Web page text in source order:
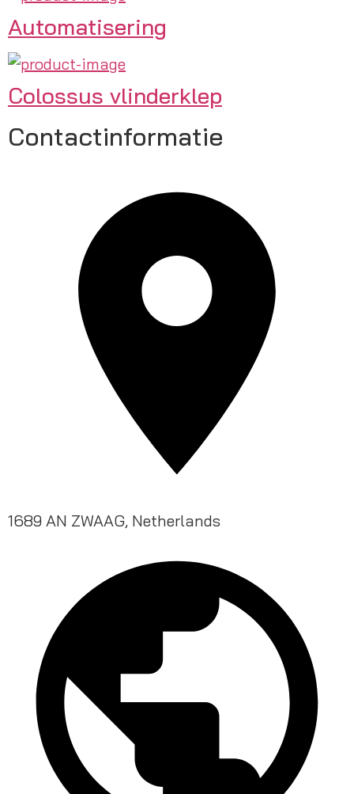
Automatisering
Colossus vlinderklep
Contactinformatie
1689 AN ZWAAG, Netherlands